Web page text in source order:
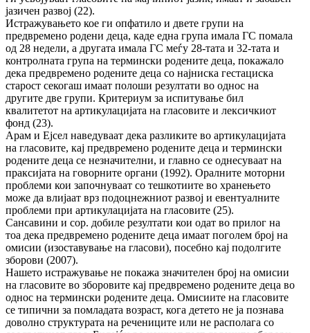
јазичен развој (22).
Истражувањето кое ги опфатило и двете групи на
предвремено родени деца, каде една група имала ГС помала
од 28 недели, а другата имала ГС меѓу 28-тата и 32-тата и
контролната група на термински родените деца, покажало
дека предвремено родените деца со најниска гестациска
старост секогаш имаат полоши резултати во однос на
другите две групи. Критериум за испитување бил
квалитетот на артикулацијата на гласовите и лексичкиот
фонд (23).
Арам и Ејсел наведуваат дека разликите во артикулацијата
на гласовите, кај предвремено родените деца и термински
родените деца се незначителни, и главно се однесуваат на
праксијата на говорните органи (1992). Оралните моторни
проблеми кои започнуваат со тешкотиите во хранењето
може да влијаат врз подоцнежниот развој и евентуалните
проблеми при артикулацијата на гласовите (25).
Сансавини и сор. добиле резултати кои одат во прилог на
тоа дека предвремено родените деца имаат поголем број на
омисии (изоставување на гласови), посебно кај подолгите
зборови (2007).
Нашето истражување не покажа значителен број на омисии
на гласовите во зборовите кај предвремено родените деца во
однос на термински родените деца. Омисиите на гласовите
се типични за помладата возраст, кога детето не ја познава
доволно структурата на речениците или не располага со